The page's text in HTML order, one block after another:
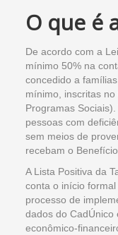
O que é
De acordo com a
mínimo 50% na
concedido a
mínimo, inscritas
Programas
pessoas com
sem meios de
recebam o
A Lista Positiva da
conta o início
processo de
dados do CadÚnico
econômico-